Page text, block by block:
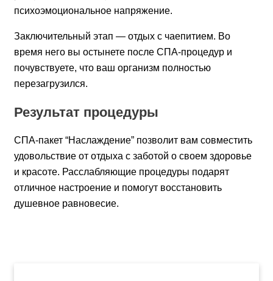
психоэмоциональное напряжение.
Заключительный этап — отдых с чаепитием. Во
время него вы остынете после СПА-процедур и
почувствуете, что ваш организм полностью
перезагрузился.
Результат процедуры
СПА-пакет “Наслаждение” позволит вам совместить
удовольствие от отдыха с заботой о своем здоровье
и красоте. Расслабляющие процедуры подарят
отличное настроение и помогут восстановить
душевное равновесие.